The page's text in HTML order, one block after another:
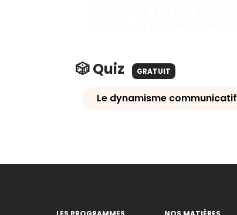
🎲 Quiz GRATUIT
Le dynamisme communicatif